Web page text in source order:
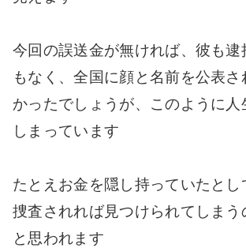
今回の誤送金が無ければ、彼も逮
もなく、全国に顔と名前を公表
かったでしょうが、このように人
しまっています
たとえお金を隠し持っていたとし
捜査されれば見つけられてしまう
と思われます